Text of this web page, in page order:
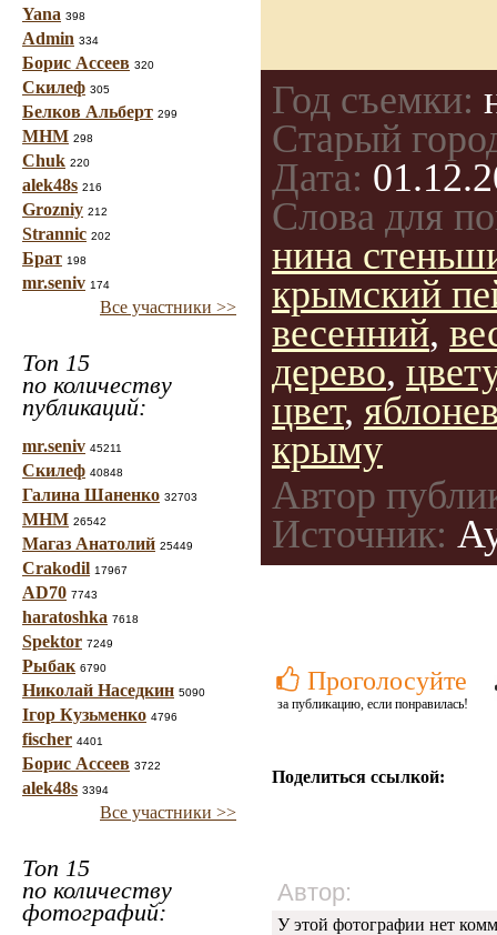
Yana 398
Admin 334
Борис Ассеев 320
Скилеф 305
Белков Альберт 299
МНМ 298
Chuk 220
alek48s 216
Grozniy 212
Strannic 202
Брат 198
mr.seniv 174
Все участники >>
Топ 15
по количеству
публикаций:
mr.seniv 45211
Скилеф 40848
Галина Шаненко 32703
МНМ 26542
Магаз Анатолий 25449
Crakodil 17967
AD70 7743
haratoshka 7618
Spektor 7249
Рыбак 6790
Николай Наседкин 5090
Ігор Кузьменко 4796
fischer 4401
Борис Ассеев 3722
alek48s 3394
Все участники >>
Топ 15
по количеству
фотографий:
Год съемки:
Старый
Дата:
Слова для
нина
крымский
весенний,
дерево,
цвет,
крыму
Автор
Источник:
Проголосуйте
за публикацию, если понравилась!
Поделиться ссылкой:
Автор:
У этой фотографии нет